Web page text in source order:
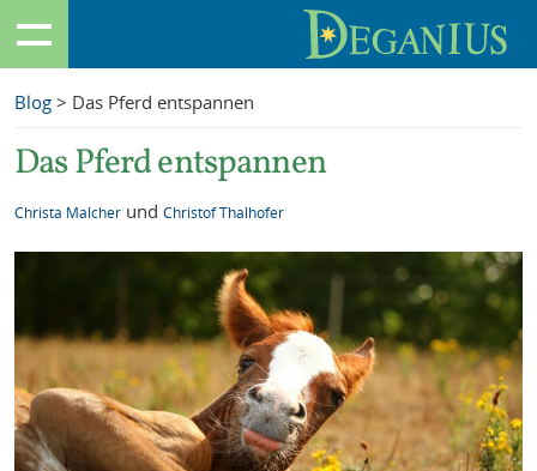
Blog > Das Pferd entspannen
Das Pferd entspannen
Christa Malcher undChristof Thalhofer